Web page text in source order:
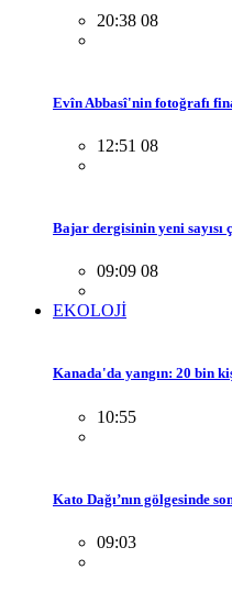
20:38 08
Evîn Abbasî'nin fotoğrafı
12:51 08
Bajar dergisinin yeni sayısı
09:09 08
EKOLOJİ
Kanada'da yangın: 20 bin
10:55
Kato Dağı’nın gölgesinde
09:03